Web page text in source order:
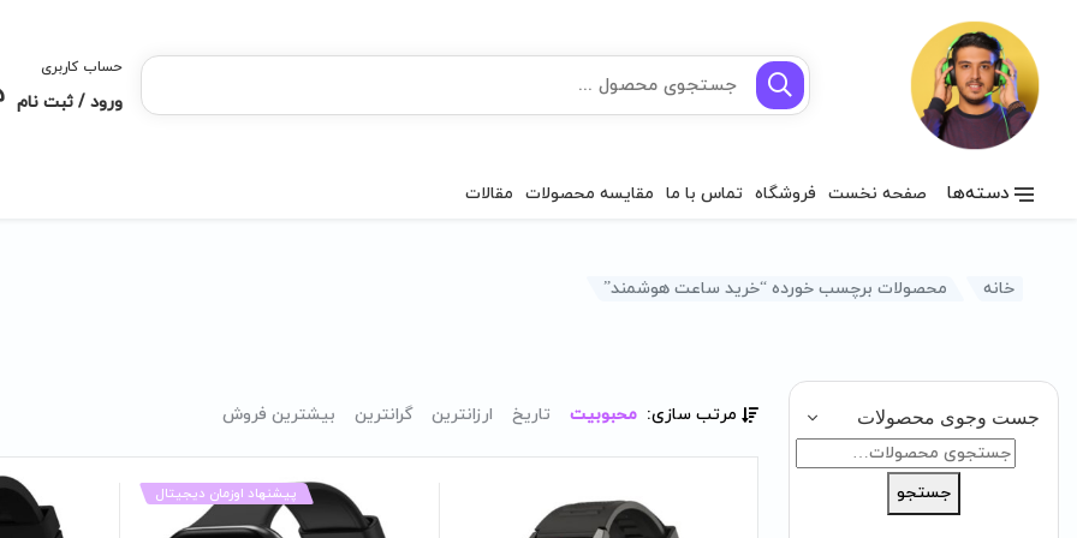
حساب کاربری
ورود / ثبت نام
دسته‌ها صفحه نخست فروشگاه تماس با ما مقایسه محصولات مقالات
خانه محصولات برچسب خورده “خرید ساعت هوشمند”
جست وجوی محصولات
جستجو
جستجو
مرتب سازی: محبوبیت تاریخ ارزانترین گرانترین بیشترین فروش
پیشنهاد اوزمان دیجیتال